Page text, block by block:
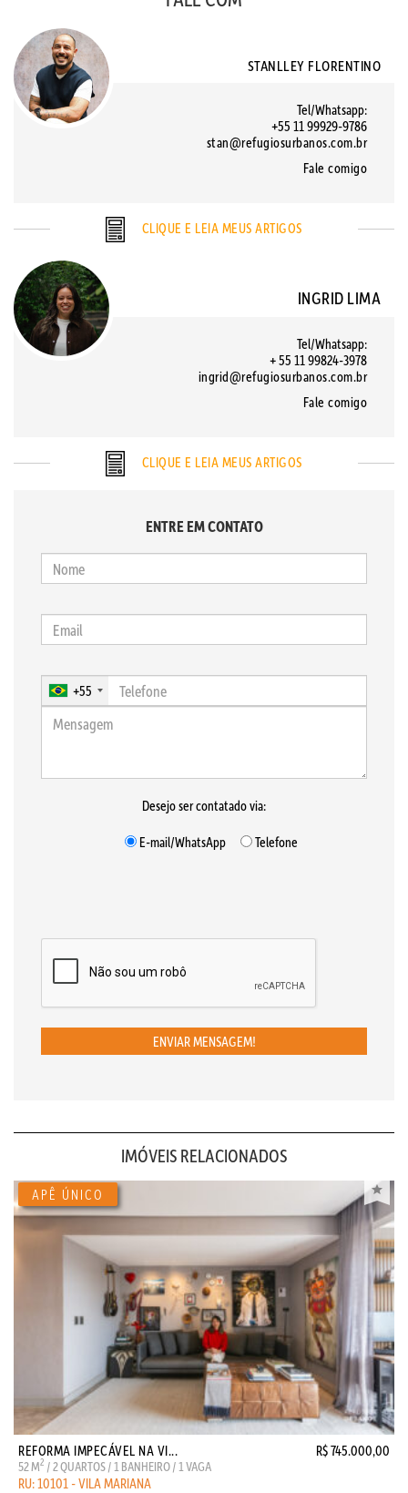
STANLLEY FLORENTINO
Tel/Whatsapp:
+55 11 99929-9786
stan@refugiosurbanos.com.br
Fale comigo
CLIQUE E LEIA MEUS ARTIGOS
INGRID LIMA
Tel/Whatsapp:
+ 55 11 99824-3978
ingrid@refugiosurbanos.com.br
Fale comigo
CLIQUE E LEIA MEUS ARTIGOS
ENTRE EM CONTATO
+55
Desejo ser contatado via:
E-mail/WhatsApp
Telefone
ENVIAR MENSAGEM!
IMÓVEIS RELACIONADOS
REFORMA IMPECÁVEL NA VI... R$ 745.000,00
52 M2 / 2 QUARTOS / 1 BANHEIRO / 1 VAGA
RU: 10101 - VILA MARIANA